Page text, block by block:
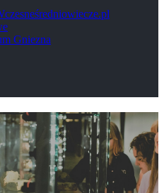
Gniezna